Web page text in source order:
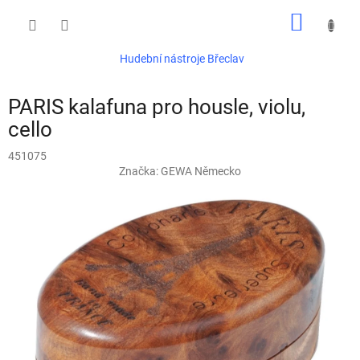
Hudební nástroje Břeclav
PARIS kalafuna pro housle, violu,
cello
451075
Značka: GEWA Německo